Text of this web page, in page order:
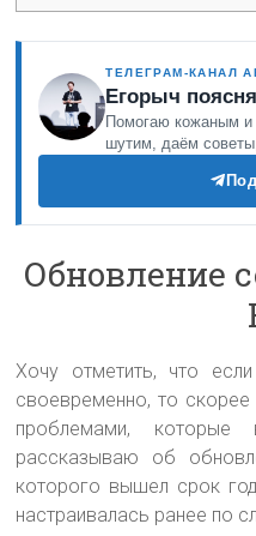
ТЕЛЕГРАМ-КАНАЛ
Егорыч
Помогаю кожаным
шутим, даём
Обновление
Хочу отметить, что
своевременно, то скорее
проблемами,
рассказываю об
которого вышел срок
настраивалась ранее по